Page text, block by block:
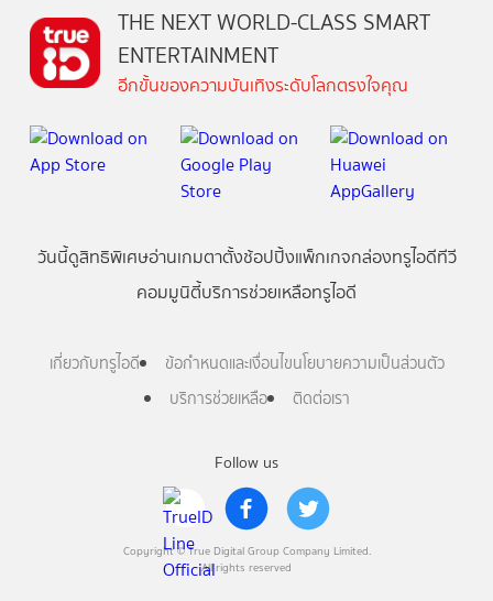
Follow us
Copyright © True Digital Group Company Limited.
All rights reserved
THE NEXT WORLD-CLASS SMART
ENTERTAINMENT
อีกขั้นของความบันเทิงระดับโลกตรงใจคุณ
วันนี้ดูสิทธิพิเศษอ่านเกมตาตั้งช้อปปิ้งแพ็กเกจกล่องทรูไอดีทีวี
คอมมูนิตี้บริการช่วยเหลือทรูไอดี
เกี่ยวกับทรูไอดี ข้อกำหนดและเงื่อนไขนโยบายความเป็นส่วนตัว
บริการช่วยเหลือ
ติดต่อเรา